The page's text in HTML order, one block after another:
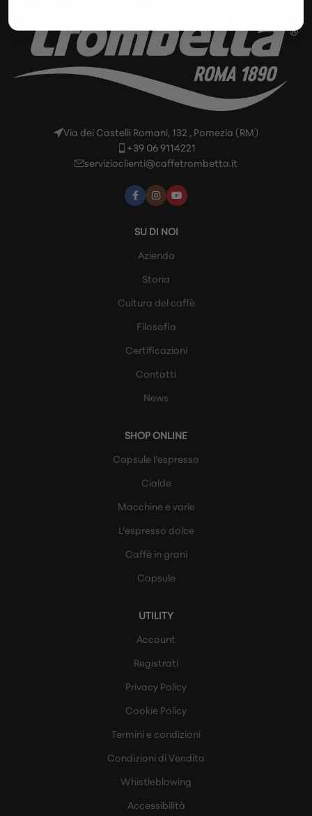
Via dei Castelli Romani, 132 , Pomezia (RM)
+39 06 9114221
servizioclienti@caffetrombetta.it
SU DI NOI
Azienda
Storia
Cultura del caffè
Filosofia
Certificazioni
Contatti
News
SHOP ONLINE
Capsule l'espresso
Cialde
Macchine e varie
L'espresso dolce
Caffè in grani
Capsule
UTILITY
Account
Registrati
Privacy Policy
Cookie Policy
Termini e condizioni
Condizioni di Vendita
Whistleblowing
Accessibilità